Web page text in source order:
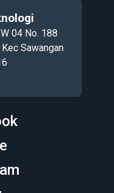
04 No. 188
Kec Sawangan